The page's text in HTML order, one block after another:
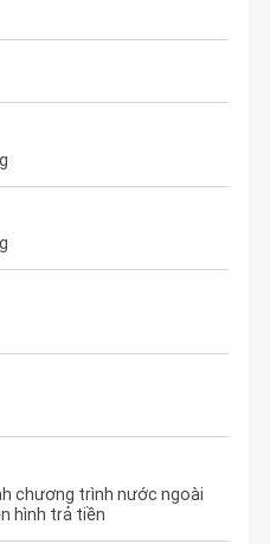
chương trình nước ngoài
hình trả tiền